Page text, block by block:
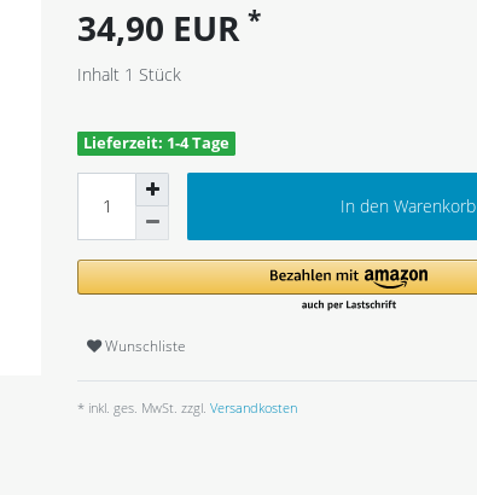
34,90 EUR *
Inhalt 1 Stück
Lieferzeit: 1-4 Tage
In den Warenkorb
Wunschliste
* inkl. ges. MwSt. zzgl. Versandkosten